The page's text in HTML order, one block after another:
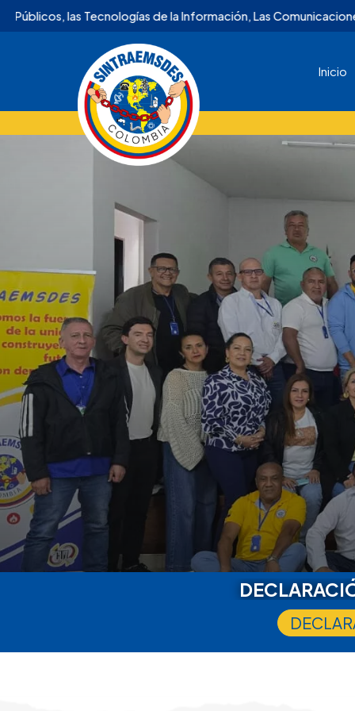
de la Información, Las Comunicaciones, la Televisión,
Inicio